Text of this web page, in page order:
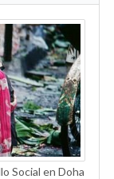
Social en Doha